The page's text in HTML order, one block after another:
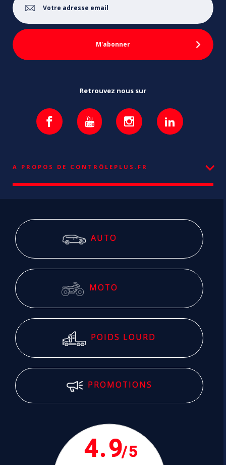
Retrouvez nous sur
A PROPOS DE CONTRÔLEPLUS.FR
AUTO
MOTO
POIDS LOURD
PROMOTIONS
4.9/5